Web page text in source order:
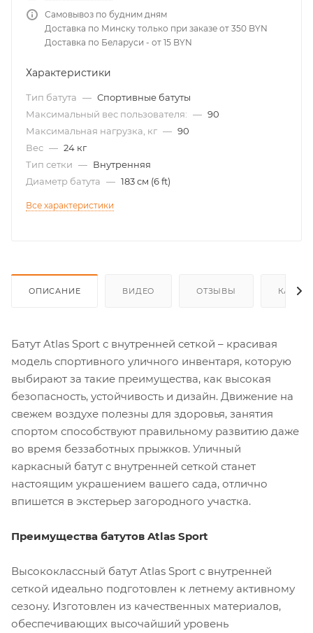
Самовывоз по будним дням
Доставка по Минску только при заказе от 350 BYN
Доставка по Беларуси - от 15 BYN
Характеристики
Тип батута — Спортивные батуты
Максимальный вес пользователя: — 90
Максимальная нагрузка, кг — 90
Вес — 24 кг
Тип сетки — Внутренняя
Диаметр батута — 183 см (6 ft)
Все характеристики
ОПИСАНИЕ ВИДЕО ОТЗЫВЫ КАК
Батут Atlas Sport с внутренней сеткой – красивая
модель спортивного уличного инвентаря, которую
выбирают за такие преимущества, как высокая
безопасность, устойчивость и дизайн. Движение на
свежем воздухе полезны для здоровья, занятия
спортом способствуют правильному развитию даже
во время беззаботных прыжков. Уличный
каркасный батут с внутренней сеткой станет
настоящим украшением вашего сада, отлично
впишется в экстерьер загородного участка.
Преимущества батутов Atlas Sport
Высококлассный батут Atlas Sport с внутренней
сеткой идеально подготовлен к летнему активному
сезону. Изготовлен из качественных материалов,
обеспечивающих высочайший уровень